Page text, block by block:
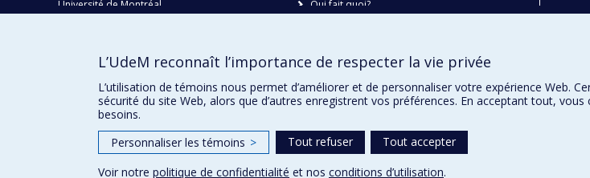
Université de Montréal
Courriel:recherche@umontreal.ca
Qui fait quoi?
Plan du site
Accessibilité
L’UdeM reconnaît l’importance de respecter la vie privée
L’utilisation de témoins nous permet d’améliorer et de personnaliser votre expérience Web.
sécurité du site Web, alors que d’autres enregistrent vos préférences. En acceptant tout,
besoins.
Personnaliser les témoins > Tout refuser
Tout accepter
Voir notre politique de confidentialité et nos conditions d’utilisation.